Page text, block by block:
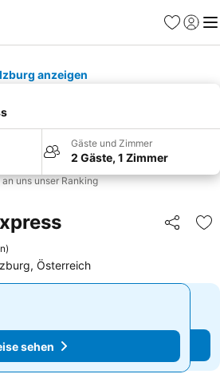
Favoriten
anzeigen
Gäste und Zimmer
2 Gäste, 1 Zimmer
uns unser Ranking
Teilen
)
Österreich
sehen
sehen